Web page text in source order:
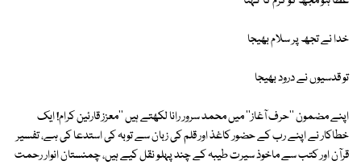
خدا نے تجھ پر سلام بھیجا
تو قدسیوں نے درود بھیجا
اپنے مضمون ''حرف آغاز'' میں محمد سرور رانا لکھتے ہیں ''معزز قارئین کرام! ایک
خطاکار نے اپنے رب کے حضور کاغذ اور قلم کی زبان سے توبہ کی استدعا کی ہے، تفسیر
قرآن اور کتب سے ماخوذ سیرت طیبہ کے چند پہلو نقل کیے ہیں، چمنستان انوار رحمت